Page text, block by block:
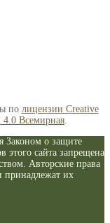
по лицензии Creative
Всемирная
Законом о защите
этого сайта запрещена
Авторские права
принадлежат их